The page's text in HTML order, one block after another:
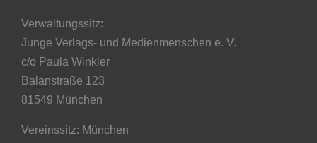
Verwaltungssitz:
Junge Verlags- und Medienmenschen e. V.
c/o Paula Winkler
Balanstraße 123
81549 München
Vereinssitz: München